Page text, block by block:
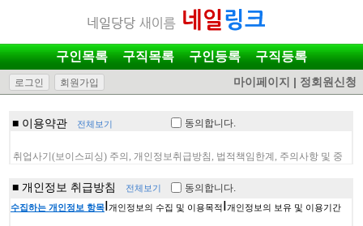
구인목록 구직목록 구인등록 구직등록
로그인 회원가입 마이페이지 | 정회원신청
■ 이용약관 전체보기 동의 합니다.
■ 개인정보 취급방침 전체보기 동의 합니다.